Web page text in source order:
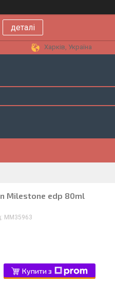
деталі
Харків, Україна
Milestone edp 80ml
MM35963
Купити з